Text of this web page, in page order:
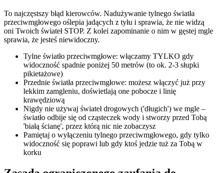
To najczęstszy błąd kierowców. Nadużywanie tylnego światła
przeciwmgłowego oślepia jadących z tyłu i sprawia, że nie widzą
oni Twoich świateł STOP. Z kolei zapominanie o nim w gęstej mgle
sprawia, że jesteś niewidoczny.
Tylne światło przeciwmgłowe: włączamy TYLKO gdy
widoczność spadnie poniżej 50 metrów (to ok. 2-3 słupki
pikietażowe)
Przednie światła przeciwmgłowe: możesz włączyć już przy
lekkim zamgleniu, doświetlają one pobocze i linię
krawędziową
Nigdy nie używaj świateł drogowych ('długich') we mgle –
światło odbije się od cząsteczek wody i stworzy przed Tobą
'białą ścianę', przez którą nic nie zobaczysz
Pamiętaj o wyłączeniu tylnego przeciwmgłowego, gdy tylko
widoczność się poprawi lub gdy ktoś jedzie tuż za Tobą w
korku